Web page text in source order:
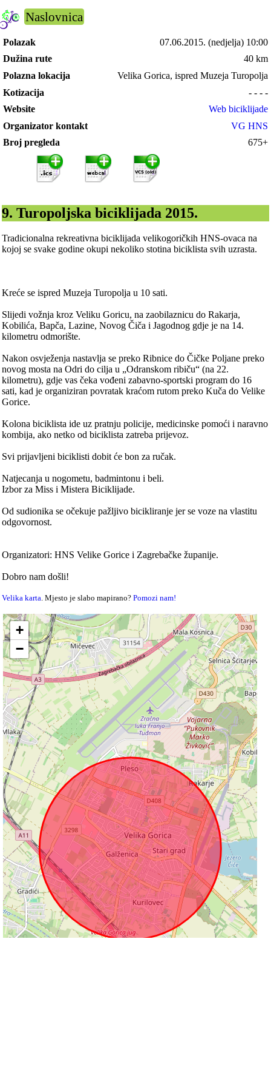
Naslovnica
Polazak 07.06.2015. (nedjelja) 10:00
Dužina rute
40 km
Polazna lokacija
Velika Gorica, ispred Muzeja Turopolja
Kotizacija
- - - -
Website
Web biciklijade
Organizator kontakt
VG HNS
Broj pregleda
675+
9. Turopoljska biciklijada 2015.
Tradicionalna rekreativna biciklijada velikogoričkih HNS-ovaca na
kojoj se svake godine okupi nekoliko stotina biciklista svih uzrasta.
Kreće se ispred Muzeja Turopolja u 10 sati.
Slijedi vožnja kroz Veliku Goricu, na zaobilaznicu do Rakarja,
Kobilića, Bapča, Lazine, Novog Čiča i Jagodnog gdje je na 14.
kilometru odmorište.
Nakon osvježenja nastavlja se preko Ribnice do Čičke Poljane preko
novog mosta na Odri do cilja u „Odranskom ribiču“ (na 22.
kilometru), gdje vas čeka vođeni zabavno-sportski program do 16
sati, kad je organiziran povratak kraćom rutom preko Kuča do Velike
Gorice.
Kolona biciklista ide uz pratnju policije, medicinske pomoći i naravno
kombija, ako netko od biciklista zatreba prijevoz.
Svi prijavljeni biciklisti dobit će bon za ručak.
Natjecanja u nogometu, badmintonu i beli.
Izbor za Miss i Mistera Biciklijade.
Od sudionika se očekuje pažljivo bicikliranje jer se voze na vlastitu
odgovornost.
Organizatori: HNS Velike Gorice i Zagrebačke županije.
Dobro nam došli!
Velika karta. Mjesto je slabo mapirano?Pomozi nam!
+
−